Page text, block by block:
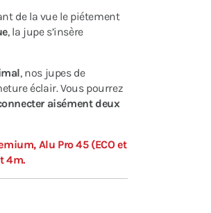
de la vue le piétement
, la jupe s’insère
, nos jupes de
éclair. Vous pourrez
aisément deux
Alu Pro 45 (ECO et
4m.